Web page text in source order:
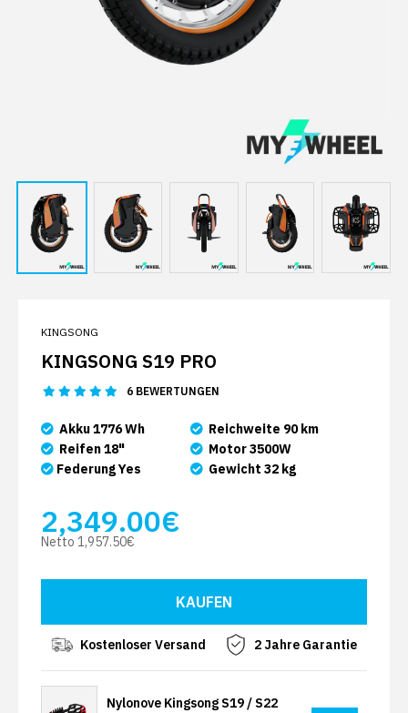
KINGSONG
KINGSONG S19 PRO
6 BEWERTUNGEN
Akku 1776 Wh
Reifen 18"
Federung Yes
Reichweite 90 km
Motor 3500W
Gewicht 32 kg
2,349.00€
Netto 1,957.50€
Kostenloser Versand 2 Jahre Garantie
Nylonove Kingsong S19 / S22